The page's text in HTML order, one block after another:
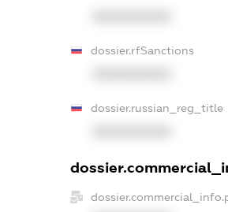
dossier.rfSanctions
dossier.russian_reg_title